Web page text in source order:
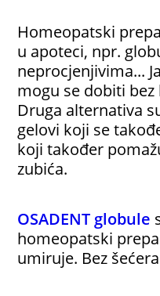
Homeopatski
u apoteci, npr.
neprocjenjivima...
mogu se dobiti
Druga alternativa
gelovi koji se
koji također
zubića.
OSADENT globule
homeopatski
umiruje. Bez